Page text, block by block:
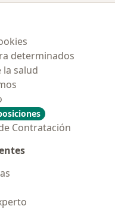
determinados
salud
Contratación